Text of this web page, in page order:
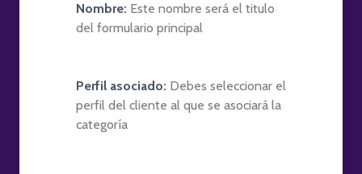
Nombre: Este nombre será el titulo
del formulario principal
Perfil asociado: Debes seleccionar el
perfil del cliente al que se asociará la
categoría